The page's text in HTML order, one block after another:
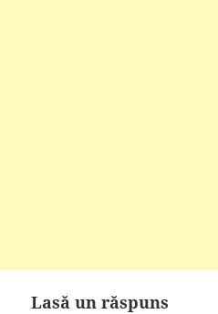
Lasă un răspuns